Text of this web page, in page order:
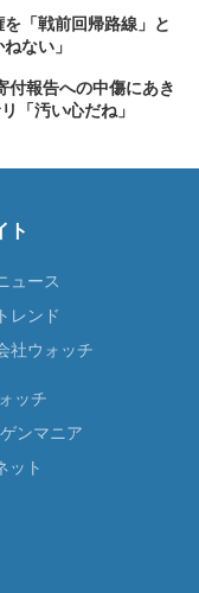
「戦前回帰路線」と
ない」
報告への中傷にあき
「汚い心だね」
ト
ュース
レンド
社ウォッチ
ッチ
ンマニア
ット